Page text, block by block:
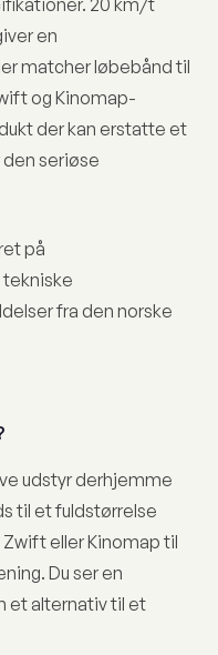
20 km/t
en
matcher løbebånd til
og Kinomap-
der kan erstatte et
seriøse
på
fra den norske
udstyr derhjemme
til et fuldstørrelse
eller Kinomap til
Du ser en
et alternativ til et